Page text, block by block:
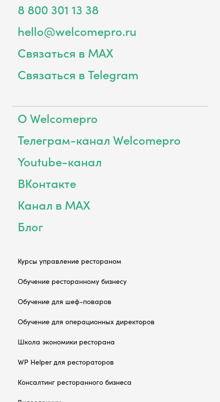
8 800 301 13 38
hello@welcomepro.ru
Связаться в MAX
Связаться в Telegram
О Welcomepro
Телеграм-канал Welcomepro
Youtube-канал
ВКонтакте
Канал в MAX
Блог
Курсы управление рестораном
Обучение ресторанному бизнесу
Обучение для шеф-поваров
Обучение для операционных директоров
Школа экономики ресторана
WP Helper для рестораторов
Консалтинг ресторанного бизнеса